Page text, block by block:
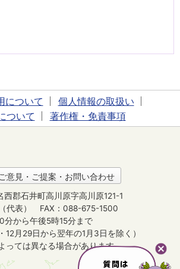
について
個人情報の取扱い
ついて
著作権・免責事項
ご意見・ご提案・お問い合わせ
郡石井町高川原字高川原121-1
代表）
FAX：088-675-1500
分から午後5時15分まで
12月29日から翌年の1月3日を除く）
っては異なる場合があります。